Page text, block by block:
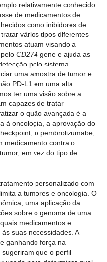
relativamente conhecido
de medicamentos de
como inibidores de
vários tipos diferentes
atuam visando a
CD274 gene e ajuda as
pelo sistema
uma amostra de tumor e
PD-L1 em uma alta
ter uma visão sobre a
capazes de tratar
o quão avançada é a
à oncologia, a aprovação do
o pembrolizumabe,
medicamento contra o
em vez do tipo de
personalizado com
a tumores e oncologia. O
uma aplicação da
sobre o genoma de uma
medicamentos e
suas necessidades. A
ganhando força na
sugeriram que o perfil